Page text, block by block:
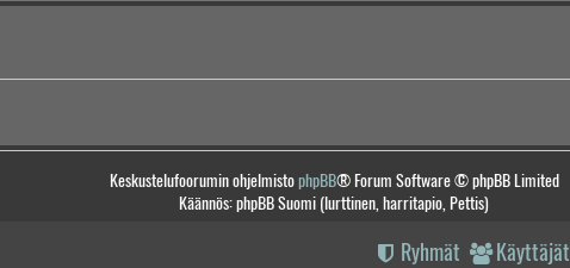
Keskustelufoorumin ohjelmistophpBB® Forum Software © phpBB Limited
Käännös: phpBB Suomi (lurttinen, harritapio, Pettis)
Käyttäjät
Ryhmät